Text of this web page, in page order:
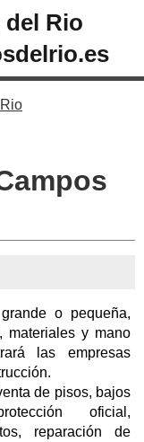
del Rio
o pequeña,
materiales y mano
las empresas
de pisos, bajos
oficial,
reparación de